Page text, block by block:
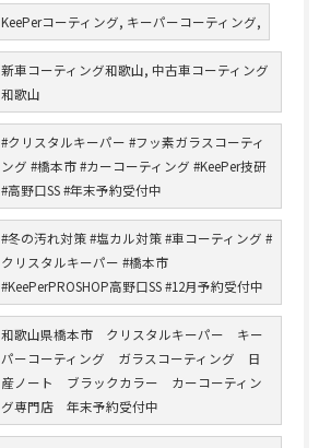
KeePerコーティング, キーパーコーティング,
新車コーティング和歌山, 中古車コーティング
和歌山
#クリスタルキーパー #フッ素ガラスコーティ
ング #橋本市 #カーコーティング #KeePer技研
#高野口SS #年末予約受付中
#冬の汚れ対策 #塩カル対策 #車コーティング #
クリスタルキーパー #橋本市
#KeePerPROSHOP高野口SS #12月予約受付中
和歌山県橋本市 クリスタルキーパー キー
パーコーティング ガラスコーティング 日
産ノート ブラックカラー カーコーティン
グ専門店 年末予約受付中